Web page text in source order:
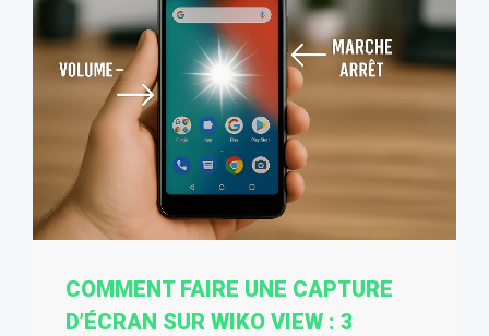
COMMENT FAIRE UNE CAPTURE
D’ÉCRAN SUR WIKO VIEW : 3